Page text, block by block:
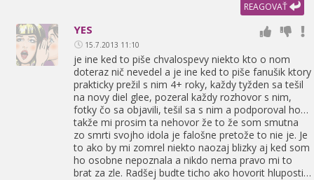
REAGOVAŤ
YES
15.7.2013 11:10
je ine ked to piše chvalospevy niekto kto o nom
doteraz nič nevedel a je ine ked to piše fanušik ktory
prakticky prežil s nim 4+ roky, každy tyžden sa tešil
na novy diel glee, pozeral každy rozhovor s nim,
fotky čo sa objavili, tešil sa s nim a podporoval ho…
takže mi prosim ta nehovor že to že som smutna
zo smrti svojho idola je falošne pretože to nie je. Je
to ako by mi zomrel niekto naozaj blizky aj ked som
ho osobne nepoznala a nikdo nema pravo mi to
brat za zle. Radšej budte ticho ako hovorit hluposti…